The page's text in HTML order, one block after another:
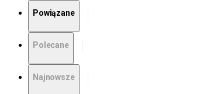
Powiązane
Polecane
Najnowsze